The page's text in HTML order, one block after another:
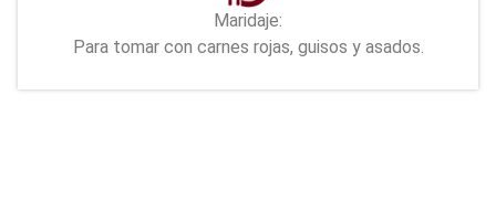
Maridaje:
Para tomar con carnes rojas, guisos y asados.